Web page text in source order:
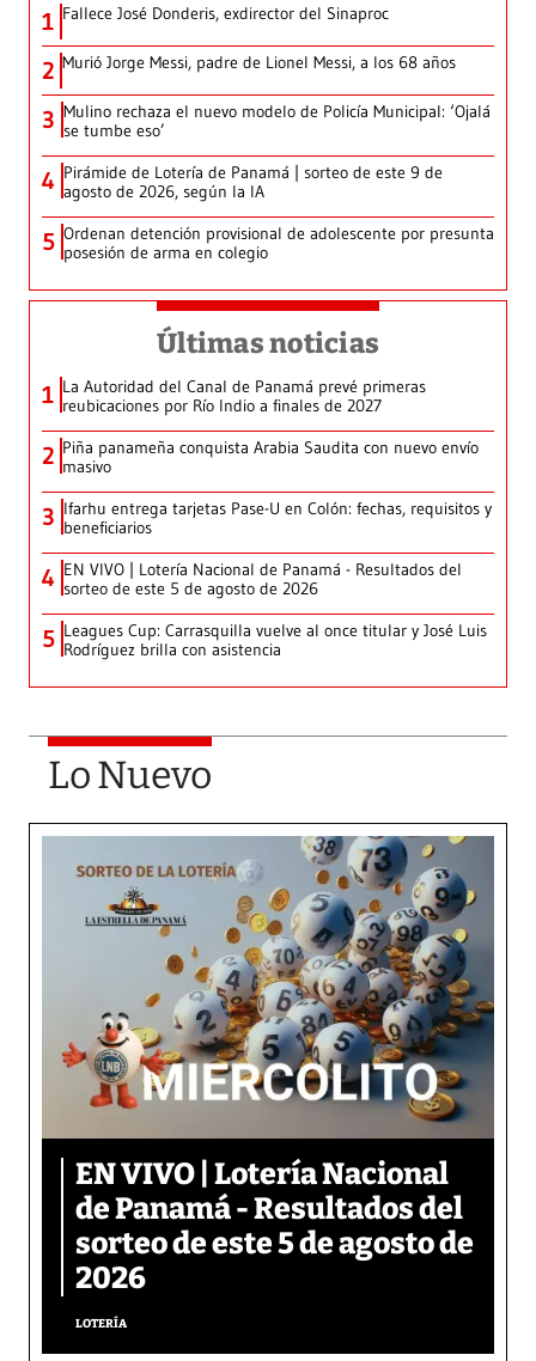
1 Fallece José Donderis, exdirector del Sinaproc
2 Murió Jorge Messi, padre de Lionel Messi, a los 68 años
3 Mulino rechaza el nuevo modelo de Policía Municipal: ‘Ojalá
se tumbe eso’
4 Pirámide de Lotería de Panamá | sorteo de este 9 de
agosto de 2026, según la IA
5 Ordenan detención provisional de adolescente por presunta
posesión de arma en colegio
Últimas noticias
1 La Autoridad del Canal de Panamá prevé primeras
reubicaciones por Río Indio a finales de 2027
2 Piña panameña conquista Arabia Saudita con nuevo envío
masivo
3 Ifarhu entrega tarjetas Pase-U en Colón: fechas, requisitos y
beneficiarios
4 EN VIVO | Lotería Nacional de Panamá - Resultados del
sorteo de este 5 de agosto de 2026
5 Leagues Cup: Carrasquilla vuelve al once titular y José Luis
Rodríguez brilla con asistencia
Lo Nuevo
EN VIVO | Lotería Nacional
de Panamá - Resultados del
sorteo de este 5 de agosto de
2026
LOTERÍA